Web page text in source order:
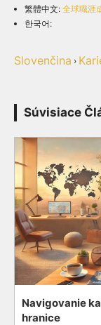
繁體中文: 全球職涯
한국어:
Slovenčina ›
Súvisiace
Navigovanie
hranice